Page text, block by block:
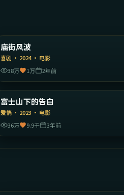
精选
庙街风波
喜剧 · 2024· 电影
38万
1万 2年前
精选
富士山下的告白
爱情· 2023 · 电影
36万
9.9千 3年前